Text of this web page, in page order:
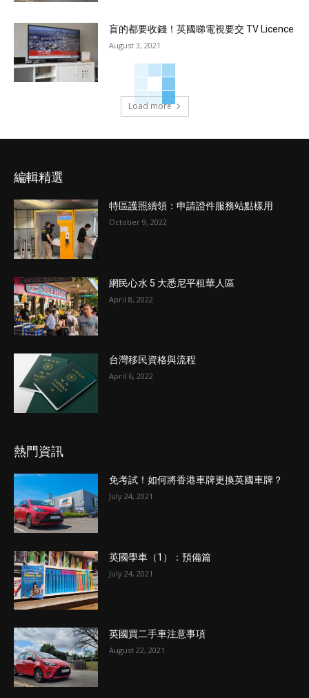
盲的都要收錢！英國睇電視要交 TV Licence
August 3, 2021
Load more
編輯精選
特區護照續領：申請證件服務站點樣用
October 9, 2022
網民心水 5 大悉尼平租華人區
April 8, 2022
台灣移民資格與流程
April 6, 2022
熱門資訊
免考試！如何將香港車牌更換英國車牌？
July 24, 2021
英國學車（1）：預備篇
July 24, 2021
英國買二手車注意事項
August 22, 2021